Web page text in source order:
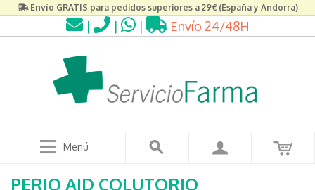
Envío GRATIS para pedidos superiores a 29€ (España y Andorra)
| | | Envío 24/48H
Menú
PERIO AID COLUTORIO